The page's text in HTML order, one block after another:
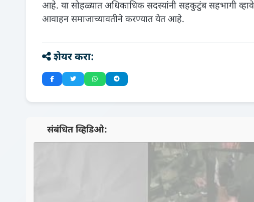
आहे. या सोहळ्यात अधिकाधिक सदस्यांनी सहकुटुंब सहभागी
आवाहन समाजाच्यावतीने करण्यात येत आहे.
शेयर करा:
📺 संबंधित व्हिडिओ: